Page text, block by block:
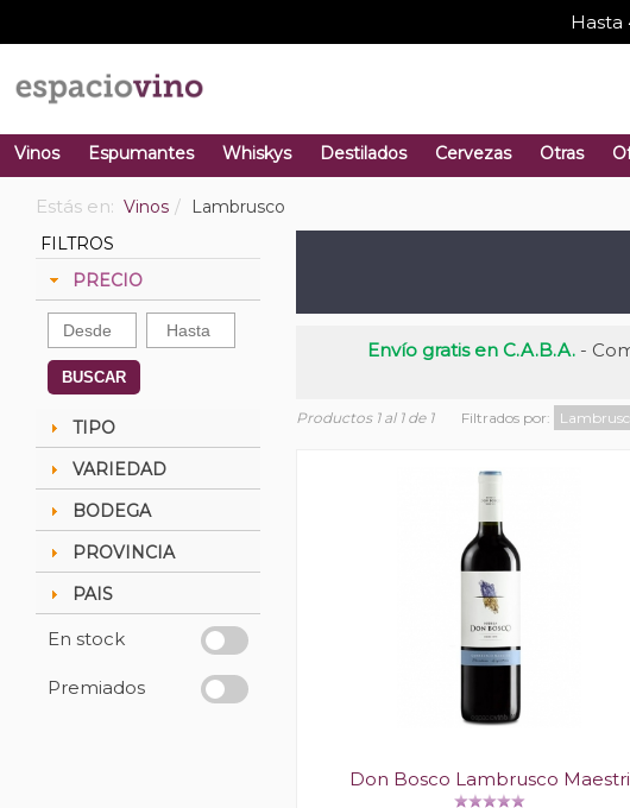
Hasta
Vinos Espumantes Whiskys Destilados Cervezas Otras
Estás en: Vinos
Lambrusco
FILTROS
PRECIO
BUSCAR
TIPO
VARIEDAD
BODEGA
PROVINCIA
PAIS
En stock
Premiados
Envío gratis en C.A.B.A. -
Productos 1 al 1 de 1 Filtrados por:
Don Bosco Lambrusco Maestri